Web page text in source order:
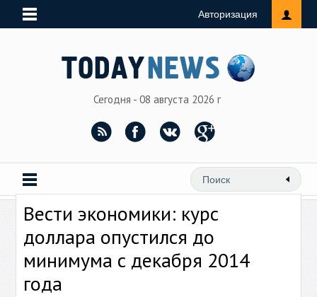
Авторизация
Сегодня - 08 августа 2026 г
Вести экономики: курс
доллара опустился до
минимума с декабря 2014
года